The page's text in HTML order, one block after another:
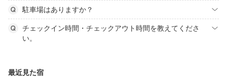
駐車場はありますか？
チェックイン時間・チェックアウト時間を教えてくださ
い。
最近見た宿